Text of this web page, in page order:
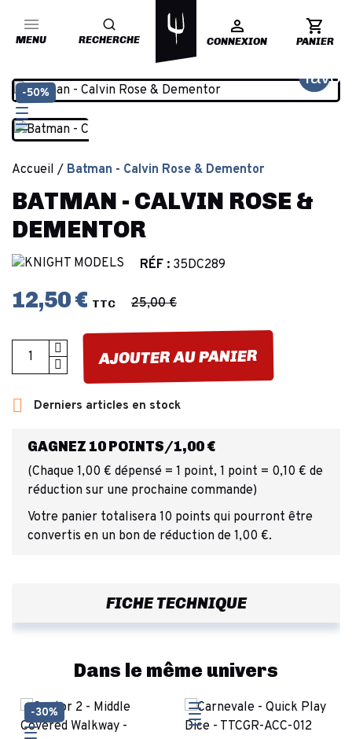
MENU RECHERCHE CONNEXION PANIER
-50%
Accueil Batman - Calvin Rose & Dementor
BATMAN - CALVIN ROSE &
DEMENTOR
RÉF : 35DC289
12,50 € TTC 25,00 €
AJOUTER AU PANIER
 Derniers articles en stock
GAGNEZ 10 POINTS/1,00 €
(Chaque 1,00 € dépensé = 1 point, 1 point = 0,10 € de
réduction sur une prochaine commande)
Votre panier totalisera 10 points qui pourront être
convertis en un bon de réduction de 1,00 €.
FICHE TECHNIQUE
Dans le même univers
-30%